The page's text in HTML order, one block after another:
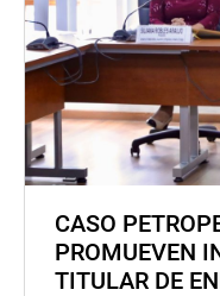
CASO
PROMUEVEN
TITULAR DE